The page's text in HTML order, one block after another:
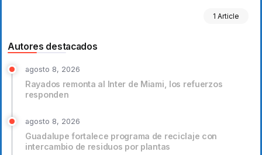
1 Article
Autores destacados
agosto 8, 2026
Rayados remonta al Inter de Miami, los refuerzos
responden
agosto 8, 2026
Guadalupe fortalece programa de reciclaje con
intercambio de residuos por plantas